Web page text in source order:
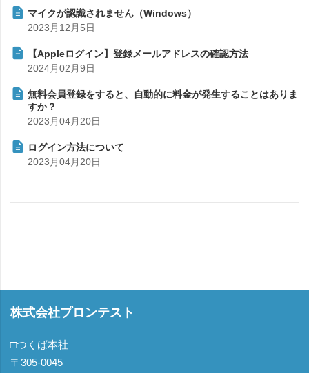
マイクが認識されません（Windows）
2023月12月5日
【Appleログイン】登録メールアドレスの確認方法
2024月02月9日
無料会員登録をすると、自動的に料金が発生することはありま
すか？
2023月04月20日
ログイン方法について
2023月04月20日
株式会社プロンテスト
□つくば本社
〒305-0045